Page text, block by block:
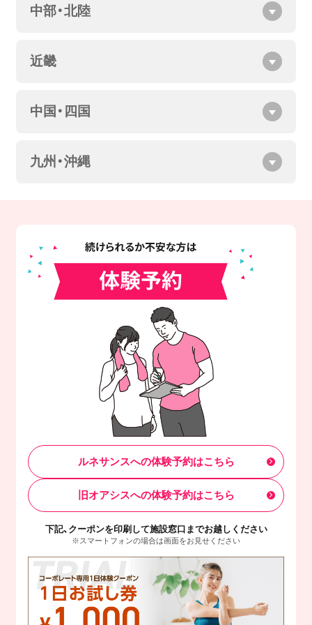
中部・北陸
近畿
中国・四国
九州・沖縄
ルネサンスへの体験予約はこちら
旧オアシスへの体験予約はこちら
下記、クーポンを印刷して施設窓口までお越しください
※スマートフォンの場合は画面をお見せください